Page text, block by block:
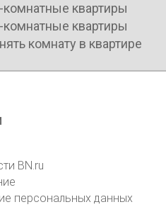
комнатные квартиры
комнатные квартиры
комнату в квартире
BN.ru
персональных данных